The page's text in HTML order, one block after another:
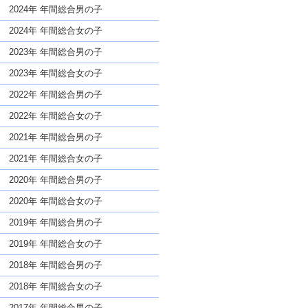
名前であっても奇抜すぎない
2024年 年間総合男の子
2024年 年間総合女の子
2023年 年間総合男の子
2023年 年間総合女の子
2022年 年間総合男の子
2022年 年間総合女の子
2021年 年間総合男の子
2021年 年間総合女の子
2020年 年間総合男の子
2020年 年間総合女の子
2019年 年間総合男の子
2019年 年間総合女の子
2018年 年間総合男の子
2018年 年間総合女の子